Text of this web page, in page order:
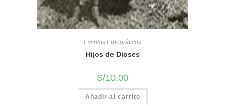
Escritos Etnográficos
Hijos de Dioses
S/10.00
Añadir al carrito